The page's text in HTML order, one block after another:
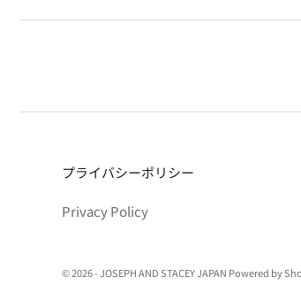
プライバシーポリシー
Privacy Policy
© 2026 - JOSEPH AND STACEY JAPAN Powered by